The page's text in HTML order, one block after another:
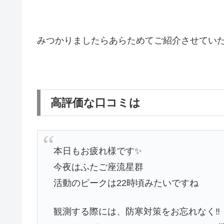
みつかりましたらあらためてご紹介させてい
高評価な口コミは
本日もお疲れ様です✨
今夜はふたご座流星群
活動のピークは22時頃みたいですね
観測する際には、防寒対策をお忘れなく‼️